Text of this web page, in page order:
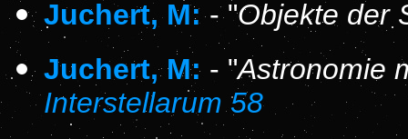
Juchert, M:- "Objekte der
Juchert, M: - "Astronomie
Interstellarum 58